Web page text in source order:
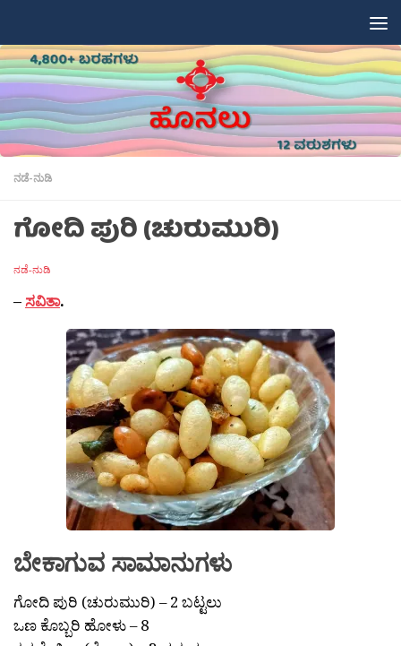
ನಡೆ-ನುಡಿ
ಗೋದಿ ಪುರಿ (ಚುರುಮುರಿ)
ನಡೆ-ನುಡಿ
–ಸವಿತಾ.
ಬೇಕಾಗುವ ಸಾಮಾನುಗಳು
ಗೋದಿ ಪುರಿ (ಚುರುಮುರಿ) – 2 ಬಟ್ಟಲು
ಒಣ ಕೊಬ್ಬರಿ ಹೋಳು – 8